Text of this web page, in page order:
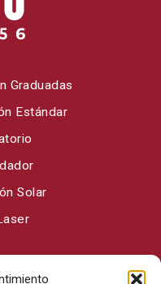
Graduadas
Estándar
Solar
Safety